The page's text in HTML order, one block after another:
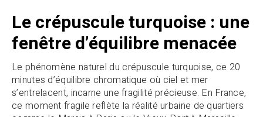
Le crépuscule turquoise : une
fenêtre d’équilibre menacée
Le phénomène naturel du crépuscule turquoise, ce 20
minutes d’équilibre chromatique où ciel et mer
s’entrelacent, incarne une fragilité précieuse. En France,
ce moment fragile reflète la réalité urbaine de quartiers